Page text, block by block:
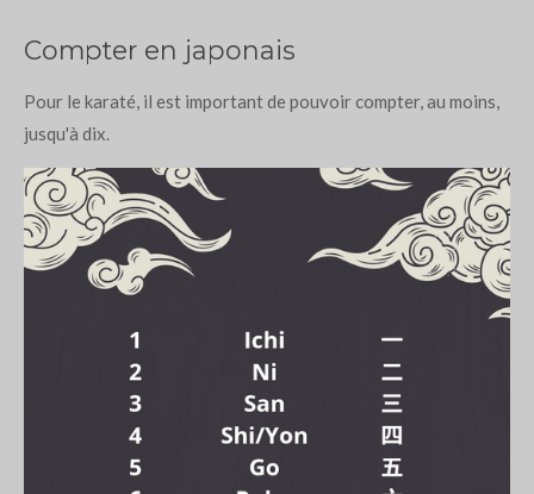
Compter en japonais
Pour le karaté, il est important de pouvoir compter, au moins,
jusqu'à dix.